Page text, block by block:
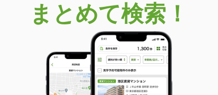
まとめて検索！